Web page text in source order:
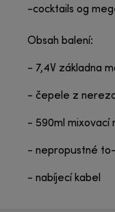
-cocktails og
Obsah balení:
- 7,4V základna
- čepele z
- 590ml mixovací
- nepropustné
- nabíjecí kabel